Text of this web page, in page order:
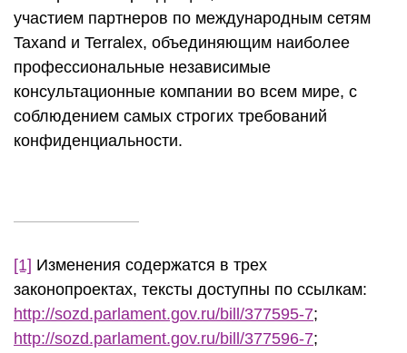
участием партнеров по международным сетям
Taxand и Terralex, объединяющим наиболее
профессиональные независимые
консультационные компании во всем мире, с
соблюдением самых строгих требований
конфиденциальности.
[1] Изменения содержатся в трех
законопроектах, тексты доступны по ссылкам:
http://sozd.parlament.gov.ru/bill/377595-7;
http://sozd.parlament.gov.ru/bill/377596-7;